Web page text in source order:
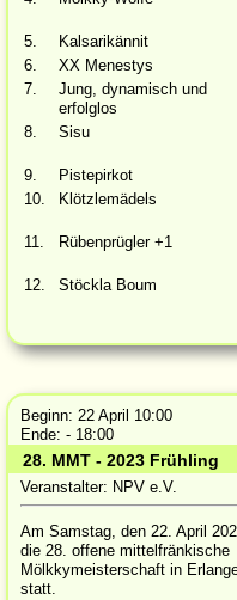
5.
Kalsarikännit
6.
XX Menestys
7.
Jung, dynamisch und
erfolglos
8. Sisu
9.
Pistepirkot
10.
Klötzlemädels
11.
Rübenprügler +1
12.
Stöckla Boum
Beginn: 22 April 10:00
Ende: - 18:00
28. MMT - 2023 Frühling
Veranstalter: NPV e.V.
Am Samstag, den 22. April
die 28. offene mittelfränkische
Mölkkymeisterschaft in
statt.